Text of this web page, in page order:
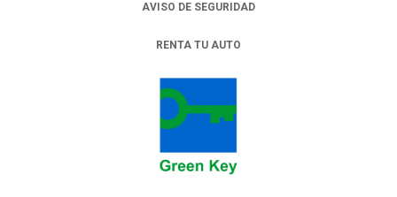
AVISO DE SEGURIDAD
RENTA TU AUTO
OPENS IN A NEW TAB.